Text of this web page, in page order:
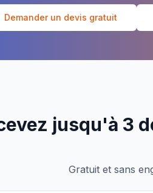
Demander un devis gratuit
jusqu'à 3
Gratuit et sans